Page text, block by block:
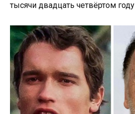
тысячи двадцать четвёртом году